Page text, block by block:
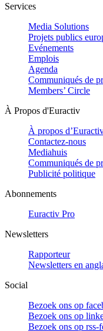
Services
Media Solutions
Projets publics
Evénements
Emplois
Agenda
Communiqués de
Members’ Circle
À Propos d'Euractiv
À propos
Contactez-nous
Mediahuis
Communiqués de
Publicité politique
Abonnements
Euractiv Pro
Newsletters
Rapporteur
Newsletters en
Social
Bezoek ons op
Bezoek ons op
Bezoek ons op rss-